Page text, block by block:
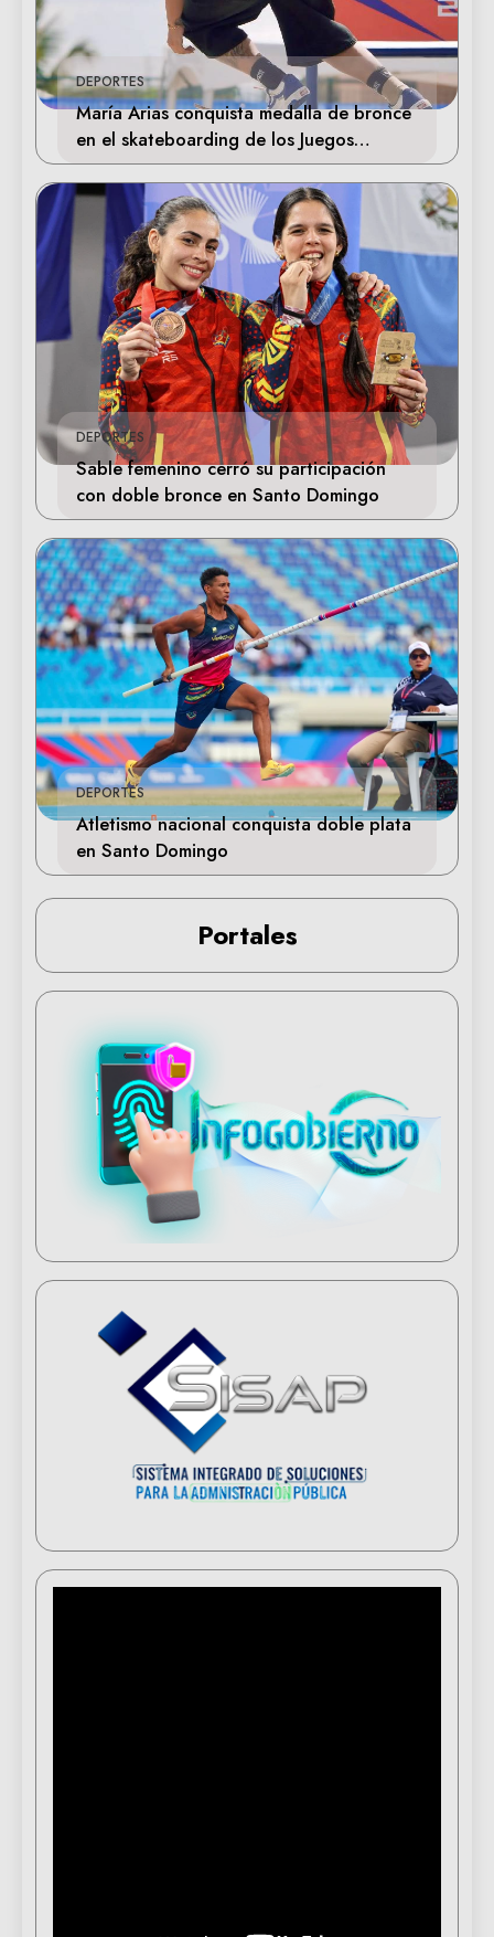
DEPORTES
María Arias conquista medalla de bronce
en el skateboarding de los Juegos
Centroamericanos
DEPORTES
Sable femenino cerró su participación
con doble bronce en Santo Domingo
DEPORTES
Atletismo nacional conquista doble plata
en Santo Domingo
Portales